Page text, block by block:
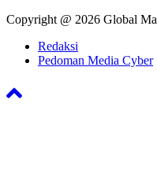
Copyright @ 2026 Global
Redaksi
Pedoman Media Cyber